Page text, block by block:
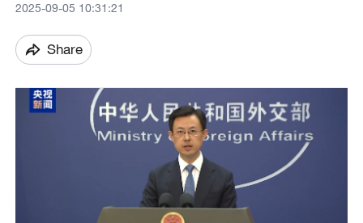
2025-09-05 10:31:21
Share